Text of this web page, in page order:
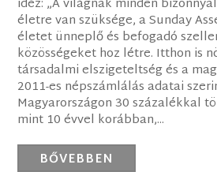
idéz: „A világnak minden
életre van szüksége, a Sunday
életet ünneplő és befogadó
közösségeket hoz létre. Itthon is
társadalmi elszigeteltség és a
2011-es népszámlálás adatai
Magyarországon 30 százalékkal
mint 10 évvel korábban,...
BŐVEBBEN